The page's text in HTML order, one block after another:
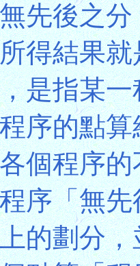
先後之
得結果
是指某
序的點
個程序
序「無
的劃分